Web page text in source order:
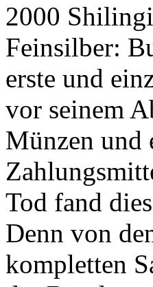
2000
Feinsilber:
erste und
vor seinem
Münzen und
Tod fand
Denn von
kompletten